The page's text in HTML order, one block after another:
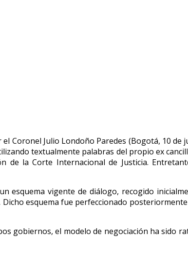
Coronel Julio Londoño Paredes (Bogotá, 10 de
textualmente palabras del propio ex
de la Corte Internacional de Justicia.
esquema vigente de diálogo, recogido
esquema fue perfeccionado
gobiernos, el modelo de negociación ha sido